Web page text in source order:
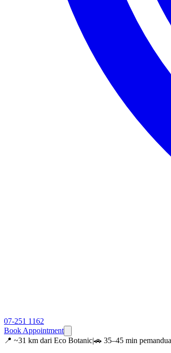
07-251 1162
Book Appointment
📍 ~31 km dari Eco Botanic|🚗 35–45 min